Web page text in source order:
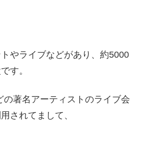
やライブなどがあり、約5000
す。
の著名アーティストのライブ会
されてまして、